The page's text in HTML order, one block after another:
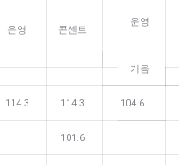
운영 콘센트
운영
기음
114.3 114.3 104.6
101.6